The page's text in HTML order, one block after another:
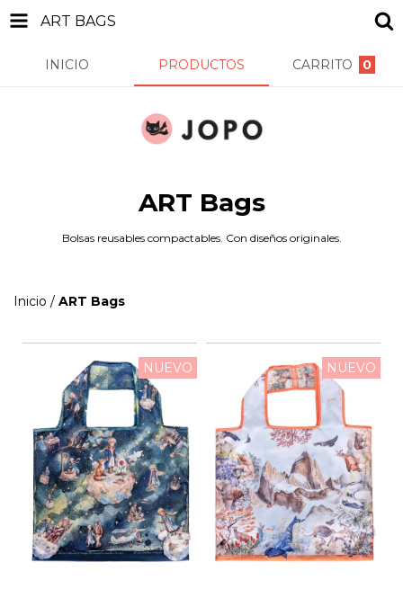
ART BAGS
INICIO PRODUCTOS CARRITO 0
ART Bags
Bolsas reusables compactables. Con diseños originales.
Inicio / ART Bags
NUEVO NUEVO